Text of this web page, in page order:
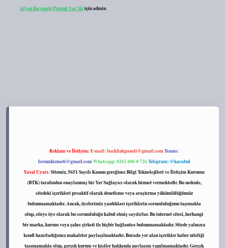
Afyon Kaymağı Patenti Var Mı içinadmin
Reklam ve İletişim:E-mail:backlinkpaneli@gmail.comTeams:
forumhizmeti@gmail.comWhatsapp: 0262 606 0 726Telegram: @karabul
Yasal Uyarı:Sitemiz, 5651 Sayılı Kanun gereğince Bilgi Teknolojileri ve İletişim Kurumu
(BTK) tarafından onaylanmış bir Yer Sağlayıcı olarak hizmet vermektedir. Bu nedenle,
sitedeki içerikleri proaktif olarak denetleme veya araştırma yükümlülüğümüz
bulunmamaktadır. Ancak, üyelerimiz yazdıkları içeriklerin sorumluluğunu taşımakta
olup, siteye üye olarak bu sorumluluğu kabul etmiş sayılırlar. Bu internet sitesi, herhangi
bir marka, kurum veya şahıs şirketi ile hiçbir bağlantısı bulunmamaktadır. Sitede yalnızca
kendi hazırladığımız makaleler paylaşılmaktadır. Burada yer alan içerikler haber niteliği
taşımamakta olup, gerçek kurum ve kişiler hakkında paylaşım yapılmamaktadır. Gerçek